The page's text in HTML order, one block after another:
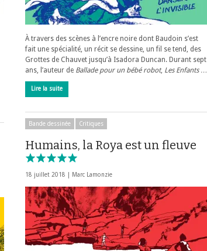
À travers des scènes à l’encre noire dont Baudoin s’est
fait une spécialité, un récit se dessine, un fil se tend, des
Grottes de Chauvet jusqu’à Isadora Duncan. Durant sept
ans, l’auteur de Ballade pour un bébé robot, Les Enfants …
Lire la suite
Bande dessinée Critiques
Humains, la Roya est un fleuve
18 juillet 2018 | Marc Lamonzie